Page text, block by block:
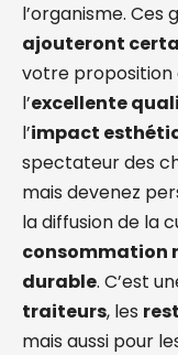
l’organisme. Ces
ajouteront
votre proposition
l’excellente
l’impact
spectateur des
mais devenez
la diffusion de la
consommation
durable. C’est
traiteurs, les
mais aussi pour